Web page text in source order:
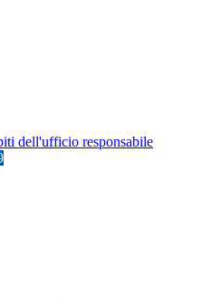
dell'ufficio responsabile